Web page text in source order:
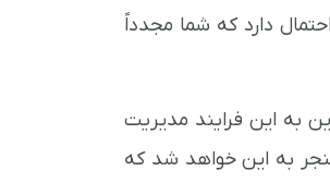
دارد که شما مجدداً
به این فرایند مدیریت
به این خواهد شد که